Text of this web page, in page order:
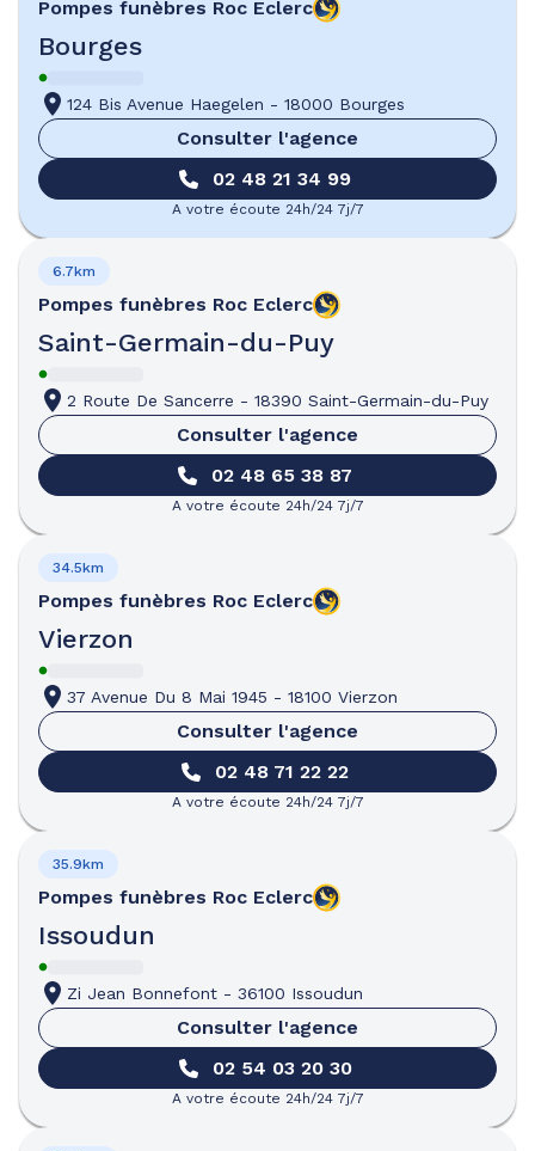
Pompes funèbres Roc Eclerc
Bourges
124 Bis Avenue Haegelen - 18000 Bourges
Consulter l'agence
02 48 21 34 99
A votre écoute 24h/24 7j/7
Pompes funèbres Roc Eclerc
Saint-Germain-du-Puy
6.7km
2 Route De Sancerre - 18390 Saint-Germain-du-Puy
Consulter l'agence
02 48 65 38 87
A votre écoute 24h/24 7j/7
Pompes funèbres Roc Eclerc
Vierzon
34.5km
37 Avenue Du 8 Mai 1945 - 18100 Vierzon
Consulter l'agence
02 48 71 22 22
A votre écoute 24h/24 7j/7
Pompes funèbres Roc Eclerc
Issoudun
35.9km
Zi Jean Bonnefont - 36100 Issoudun
Consulter l'agence
02 54 03 20 30
A votre écoute 24h/24 7j/7